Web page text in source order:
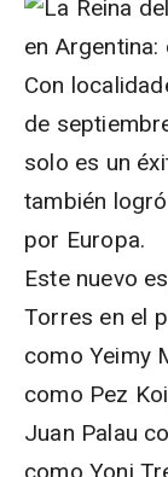
Con
de
solo es un
también
por Europa.
Este nuevo
Torres en el
como Yeimy
como Pez
Juan Palau